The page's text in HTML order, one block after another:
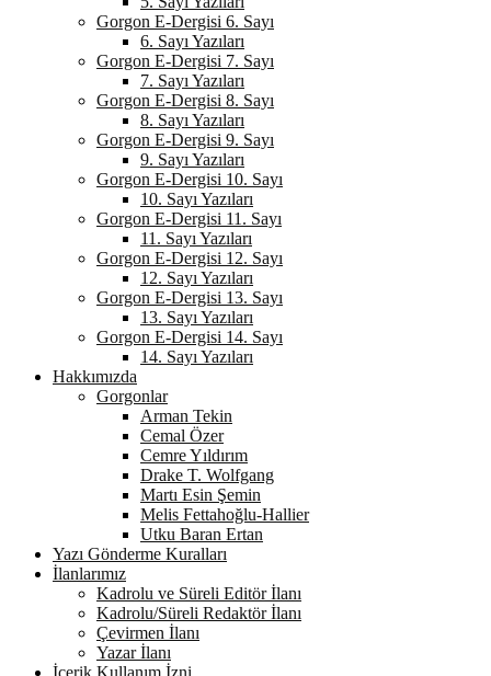
Gorgon E-Dergisi 6. Sayı
6. Sayı Yazıları
Gorgon E-Dergisi 7. Sayı
7. Sayı Yazıları
Gorgon E-Dergisi 8. Sayı
8. Sayı Yazıları
Gorgon E-Dergisi 9. Sayı
9. Sayı Yazıları
Gorgon E-Dergisi 10. Sayı
10. Sayı Yazıları
Gorgon E-Dergisi 11. Sayı
11. Sayı Yazıları
Gorgon E-Dergisi 12. Sayı
12. Sayı Yazıları
Gorgon E-Dergisi 13. Sayı
13. Sayı Yazıları
Gorgon E-Dergisi 14. Sayı
14. Sayı Yazıları
Hakkımızda
Gorgonlar
Arman Tekin
Cemal Özer
Cemre Yıldırım
Drake T. Wolfgang
Martı Esin Şemin
Melis Fettahoğlu-Hallier
Utku Baran Ertan
Yazı Gönderme Kuralları
İlanlarımız
Kadrolu ve Süreli Editör İlanı
Kadrolu/Süreli Redaktör İlanı
Çevirmen İlanı
Yazar İlanı